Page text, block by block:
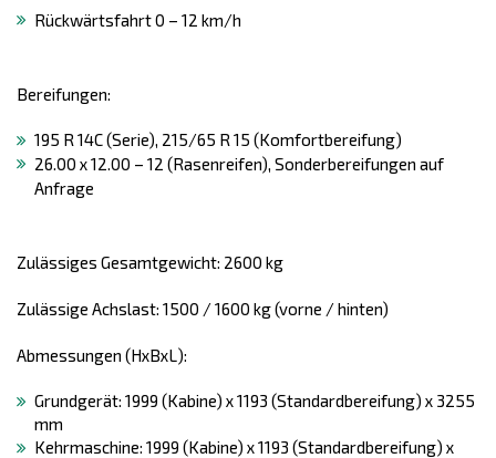
Rückwärtsfahrt 0 – 12 km/h
Bereifungen:
195 R 14C (Serie), 215/65 R 15 (Komfortbereifung)
26.00 x 12.00 – 12 (Rasenreifen), Sonderbereifungen auf
Anfrage
Zulässiges Gesamtgewicht: 2600 kg
Zulässige Achslast: 1500 / 1600 kg (vorne / hinten)
Abmessungen (HxBxL):
Grundgerät: 1999 (Kabine) x 1193 (Standardbereifung) x 3255
mm
Kehrmaschine: 1999 (Kabine) x 1193 (Standardbereifung) x